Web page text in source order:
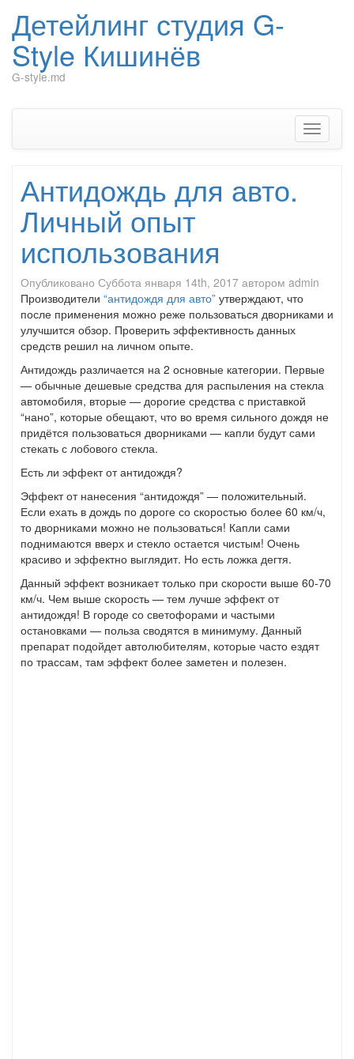
Детейлинг студия G-
Style Кишинёв
G-style.md
Скрыть
Антидождь для авто.
Личный опыт
использования
Опубликовано Суббота января 14th, 2017 автором admin
Производители “антидождя для авто” утверждают, что
после применения можно реже пользоваться дворниками и
улучшится обзор. Проверить эффективность данных
средств решил на личном опыте.
Антидождь различается на 2 основные категории. Первые
— обычные дешевые средства для распыления на стекла
автомобиля, вторые — дорогие средства с приставкой
“нано”, которые обещают, что во время сильного дождя не
придётся пользоваться дворниками — капли будут сами
стекать с лобового стекла.
Есть ли эффект от антидождя?
Эффект от нанесения “антидождя” — положительный.
Если ехать в дождь по дороге со скоростью более 60 км/ч,
то дворниками можно не пользоваться! Капли сами
поднимаются вверх и стекло остается чистым! Очень
красиво и эффектно выглядит. Но есть ложка дегтя.
Данный эффект возникает только при скорости выше 60-70
км/ч. Чем выше скорость — тем лучше эффект от
антидождя! В городе со светофорами и частыми
остановками — польза сводятся в минимуму. Данный
препарат подойдет автолюбителям, которые часто ездят
по трассам, там эффект более заметен и полезен.